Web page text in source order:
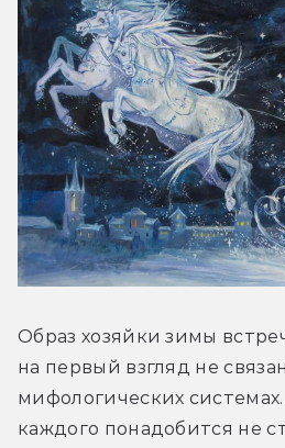
Образ хозяйки зимы
на первый взгляд не
мифологических
каждого понадобится не